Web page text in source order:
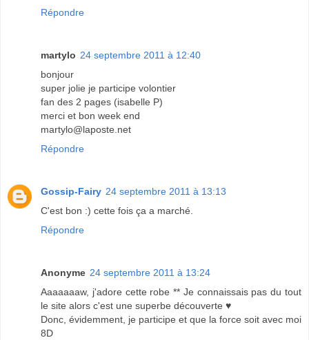
Répondre
martylo 24 septembre 2011 à 12:40
bonjour
super jolie je participe volontier
fan des 2 pages (isabelle P)
merci et bon week end
martylo@laposte.net
Répondre
Gossip-Fairy 24 septembre 2011 à 13:13
C'est bon :) cette fois ça a marché.
Répondre
Anonyme 24 septembre 2011 à 13:24
Aaaaaaaw, j'adore cette robe ** Je connaissais pas du tout
le site alors c'est une superbe découverte ♥
Donc, évidemment, je participe et que la force soit avec moi
8D